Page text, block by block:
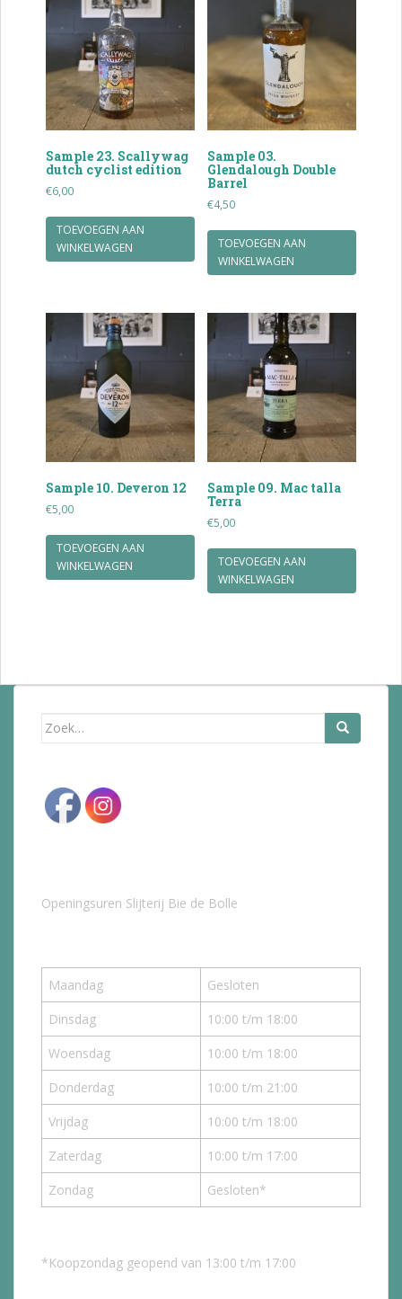
Sample 23. Scallywag
dutch cyclist edition
€6,00
TOEVOEGEN AAN
WINKELWAGEN
Sample 03.
Glendalough Double
Barrel
€4,50
TOEVOEGEN AAN
WINKELWAGEN
Sample 10. Deveron 12
€5,00
TOEVOEGEN AAN
WINKELWAGEN
Sample 09. Mac talla
Terra
€5,00
TOEVOEGEN AAN
WINKELWAGEN
Zoek
Openingsuren Slijterij Bie de Bolle
Maandag
Gesloten
Dinsdag
10:00 t/m 18:00
Woensdag
10:00 t/m 18:00
Donderdag
10:00 t/m 21:00
Vrijdag
10:00 t/m 18:00
Zaterdag
10:00 t/m 17:00
Zondag
Gesloten*
*Koopzondag geopend van 13:00 t/m 17:00